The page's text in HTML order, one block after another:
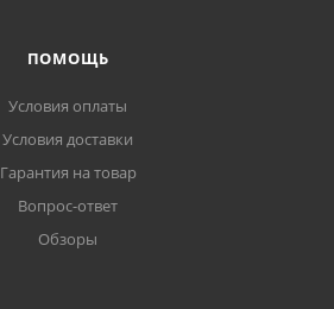
ПОМОЩЬ
Условия оплаты
Условия доставки
Гарантия на товар
Вопрос-ответ
Обзоры